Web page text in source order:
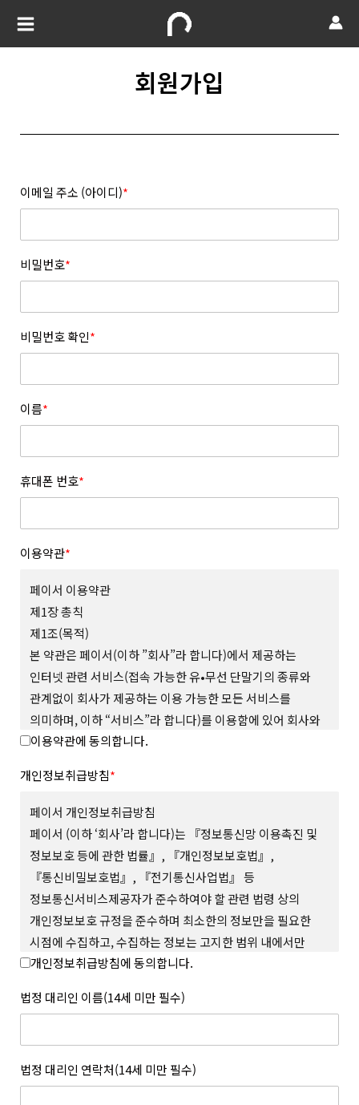
회원가입
이메일 주소 (아이디)*
비밀번호*
비밀번호 확인*
이름*
휴대폰 번호*
이용약관*
페이서 이용약관
제1장 총칙
제1조(목적)
본 약관은 페이서(이하 ”회사”라 합니다)에서 제공하는
인터넷 관련 서비스(접속 가능한 유•무선 단말기의 종류와
관계없이 회사가 제공하는 이용 가능한 모든 서비스를
의미하며, 이하 “서비스”라 합니다)를 이용함에 있어 회사와
회원의 권리와 의무, 책임사항을 규정함을 그 목적으로
제 2 조 (용어의 정의)
본 약관에서 사용하는 용어의 정의는 다음과 같습니다.
1. “사이트”란 회사가 재화 또는 서비스(이하 “상품 등”이라
합니다)를 회원에게 제공하기 위하여 컴퓨터 등 정보통신설비를
이용하여 상품 등을 거래할 수 있도록 설정한 가상의 영업장을
말하며 회사가 모바일 환경에서 서비스하는 모바일 웹과 앱을
포함합니다.
2. “회원”이라 함은 사이트에서 정한 소정의 절차를 거쳐
회원가입을 한 자로서, 약관에 따라 회사가 제공하는 서비스를
이용할 수 있는 자를 말합니다.
3. “아이디(ID)”라 함은 회원의 식별과 서비스의 이용을 위하여
서비스 연동을 통해 수집된 전자우편주소를 말합니다.
권익 및 비밀보호를 위하여 회원 스스로가 설정하여 사이트에
등록한 문자와 숫자의 조합을 말합니다.
이용약관에 동의합니다.
개인정보취급방침*
페이서 개인정보취급방침
페이서 (이하 ‘회사’라 합니다)는 『정보통신망 이용촉진 및
정보보호 등에 관한 법률』, 『개인정보보호법』,
『통신비밀보호법』, 『전기통신사업법』 등
정보통신서비스제공자가 준수하여야 할 관련 법령 상의
개인정보보호 규정을 준수하며 최소한의 정보만을 필요한
시점에 수집하고, 수집하는 정보는 고지한 범위 내에서만
사용하며, 사전 동의 없이 그 범위를 초과하여 이용하거나
있습니다.
어떠한 용도와 방식으로 이용되고 있으며, 개인정보보호를 위해
어떠한 조치가 취해지고 있는지 알려드리고 개인정보취급방침을
개정하는 경우 개정 이유 및 내용에 관하여 웹사이트 및 전자우편
개인정보취급방침에 동의합니다.
법정 대리인 이름(14세 미만 필수)
법정 대리인 연락처(14세 미만 필수)